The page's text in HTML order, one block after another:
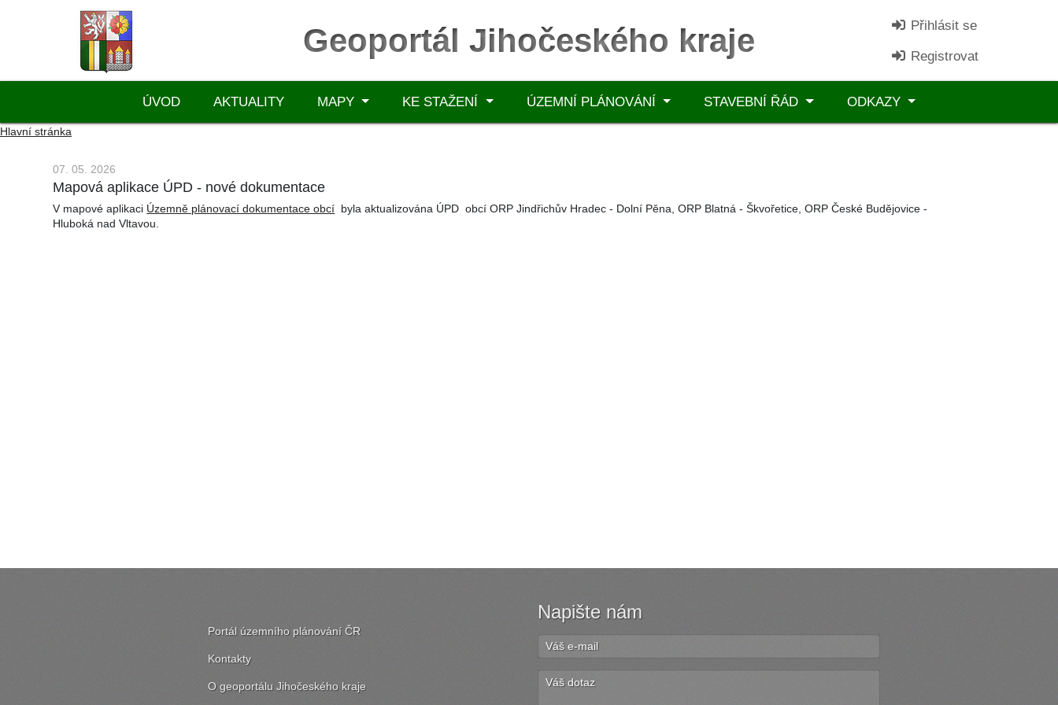
Geoportál Jihočeského kraje Přihlásit se
Registrovat
ÚVOD AKTUALITY MAPY KE STAŽENÍ ÚZEMNÍ PLÁNOVÁNÍ STAVEBNÍ ŘÁD ODKAZY
Hlavní stránka
07. 05. 2026
Mapová aplikace ÚPD - nové dokumentace
V mapové aplikaci Územně plánovací dokumentace obcí byla aktualizována ÚPD obcí ORP Jindřichův Hradec - Dolní Pěna, ORP Blatná - Škvořetice, ORP České Budějovice -
Hluboká nad Vltavou.
Portál územního plánování ČR
Kontakty
O geoportálu Jihočeského kraje
Napište nám